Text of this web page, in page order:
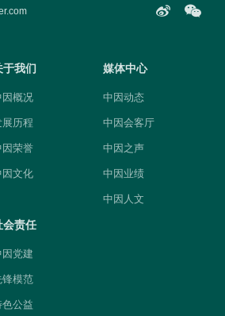
于我们
因概况
展历程
因荣誉
因文化
媒体中心
中因动态
中因会客厅
中因之声
中因业绩
中因人文
会责任
因党建
锋模范
色公益